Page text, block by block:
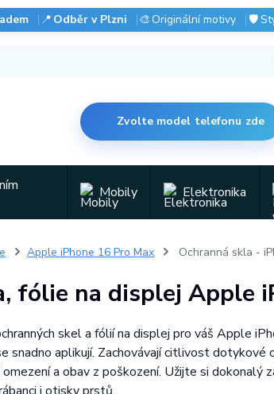
📍 Odběr v Plzni 🎨Originální motivy 🛡️
Zvolte model telefonu zde
Mobily Elektronika
Apple iPhone 16 Pro Max Ochranná skla -
fólie na displej Apple
skel a fólií na displej pro váš Apple
snadno aplikují. Zachovávají citlivost
a obav z poškození. Užijte si